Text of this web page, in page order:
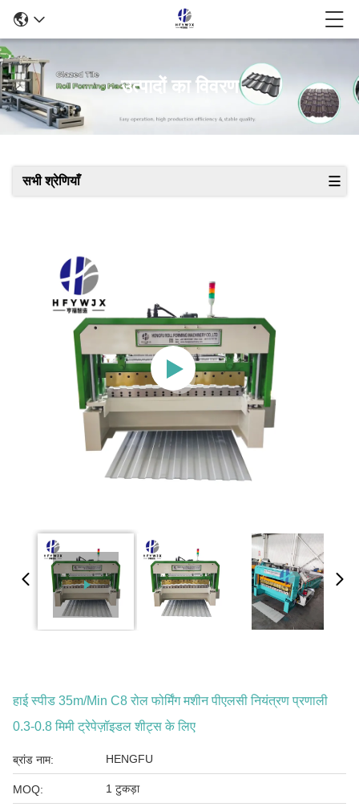
उत्पादों का विवरण
सभी श्रेणियाँ
हाई स्पीड 35m/Min C8 रोल फोर्मिंग मशीन पीएलसी नियंत्रण प्रणाली
0.3-0.8 मिमी ट्रेपेज़ॉइडल शीट्स के लिए
ब्रांड नाम: HENGFU
MOQ: 1 टुकड़ा